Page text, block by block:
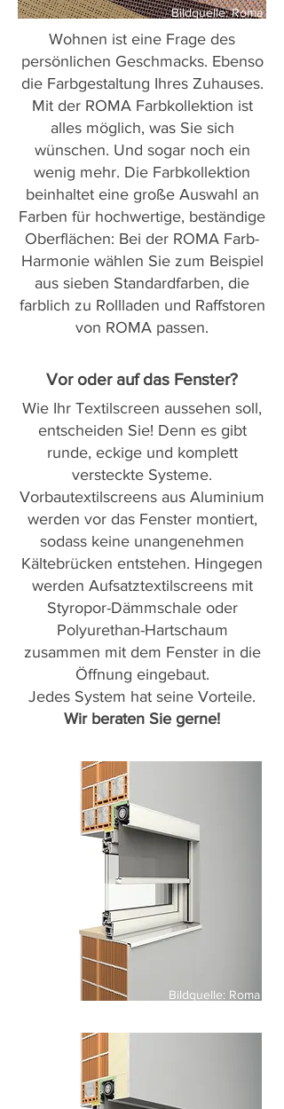
Bildquelle: Roma
Wohnen ist eine Frage des
persönlichen Geschmacks. Ebenso
die Farbgestaltung Ihres Zuhauses.
Mit der ROMA Farbkollektion ist
alles möglich, was Sie sich
wünschen. Und sogar noch ein
wenig mehr. Die Farbkollektion
beinhaltet eine große Auswahl an
Farben für hochwertige, beständige
Oberflächen: Bei der ROMA Farb-
Harmonie wählen Sie zum Beispiel
aus sieben Standardfarben, die
farblich zu Rollladen und Raffstoren
von ROMA passen.
Vor oder auf das Fenster?
Wie Ihr Textilscreen aussehen soll,
entscheiden Sie! Denn es gibt
runde, eckige und komplett
versteckte Systeme.
Vorbautextilscreens aus Aluminium
werden vor das Fenster montiert,
sodass keine unangenehmen
Kältebrücken entstehen. Hingegen
werden Aufsatztextilscreens mit
Styropor-Dämmschale oder
Polyurethan-Hartschaum
zusammen mit dem Fenster in die
Öffnung eingebaut.
Jedes System hat seine Vorteile.
Wir beraten Sie gerne!
Bildquelle: Roma